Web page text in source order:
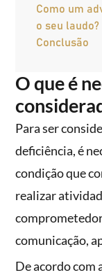
Como um
o seu laudo?
Conclusão
O que é
Para ser
deficiência, é
condição que
realizar
comunicação,
De acordo com